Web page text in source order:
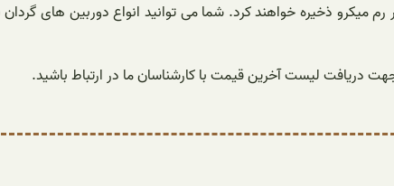
میکرو ذخیره خواهند کرد. شما می توانید انواع دوربین های
دریافت لیست آخرین قیمت با کارشناسان ما در ارتباط باشید.